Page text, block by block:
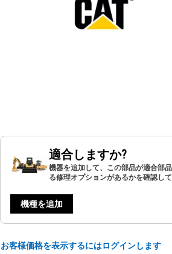
適合しますか?
機器を追加して、この部品が適合部
る修理オプションがあるかを確認して
機種を追加
お客様価格を表示するにはログインします